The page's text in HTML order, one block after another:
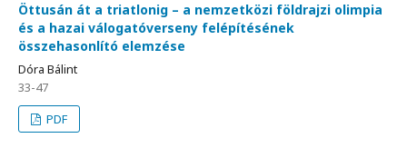
Öttusán át a triatlonig – a nemzetközi földrajzi olimpia
és a hazai válogatóverseny felépítésének
összehasonlító elemzése
Dóra Bálint
33-47
PDF